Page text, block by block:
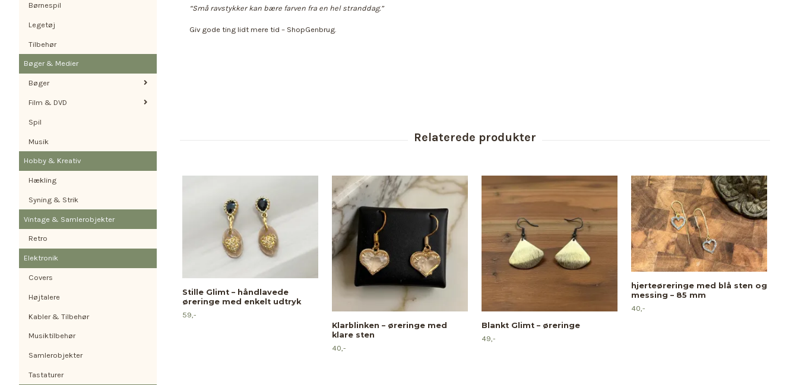
Børnespil
Legetøj
Tilbehør
Bøger & Medier
Bøger
Film & DVD
Spil
Musik
Hobby & Kreativ
Hækling
Syning & Strik
Vintage & Samlerobjekter
Retro
Elektronik
Covers
Højtalere
Kabler & Tilbehør
Musiktilbehør
Samlerobjekter
Tastaturer
“Små ravstykker kan bære farven fra en hel stranddag.”
Giv gode ting lidt mere tid – ShopGenbrug.
Stille Glimt – håndlavede
øreringe med enkelt udtryk
59,-
Klarblinken – øreringe med
klare sten
40,-
Blankt Glimt – øreringe
49,-
hjerteøreringe med blå sten og
messing – 85 mm
40,-